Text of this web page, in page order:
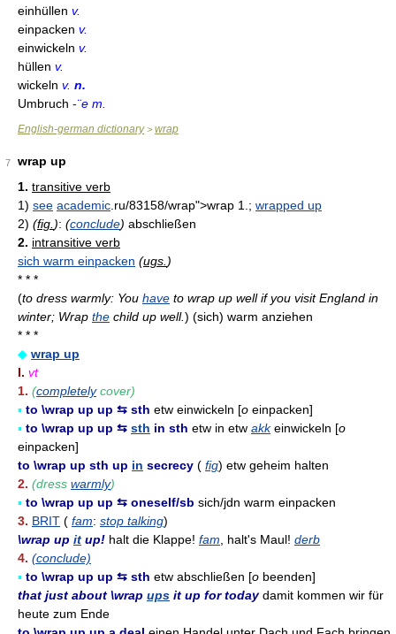
einhüllen v.
einpacken v.
einwickeln v.
hüllen v.
wickeln v. n.
Umbruch -¨e m.
English-german dictionary> wrap
7
wrap up
1. transitive verb
1) see academic .ru/83158/wrap">wrap 1.; wrapped up
2) (fig. ): (conclude) abschließen
2. intransitive verb
sich warm einpacken (ugs. )
* * *
(to dress warmly: You have to wrap up well if you visit England in
winter; Wrap the child up well.) (sich) warm anziehen
* * *
◆ wrap up
I. vt
1. (completelycover)
▪ to \wrap up up ⇆ sth etw einwickeln [o einpacken]
▪ to \wrap up up ⇆ sth in sth etw in etw akkeinwickeln [o
einpacken]
to \wrap up sth up in secrecy ( fig) etw geheim halten
2. (dress warmly)
▪ to \wrap up up ⇆ oneself/sb sich/jdn warm einpacken
3. BRIT ( fam: stop talking)
\wrap up it up! halt die Klappe! fam , halt's Maul! derb
4. (conclude)
▪ to \wrap up up ⇆ sth etw abschließen [o beenden]
that just about \wrap ups it up for todaydamit kommen wir für
heute zum Ende